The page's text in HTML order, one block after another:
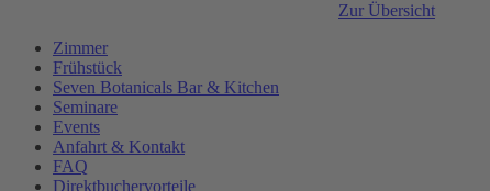
Zur Übersicht
Zimmer
Frühstück
Seven Botanicals Bar & Kitchen
Seminare
Events
Anfahrt & Kontakt
FAQ
Direktbuchervorteile